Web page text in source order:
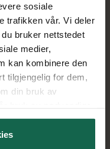
sosiale
trafikken vår. Vi deler
bruker nettstedet
medier,
kan kombinere den
tilgjengelig for dem,
din bruk av
vårt.